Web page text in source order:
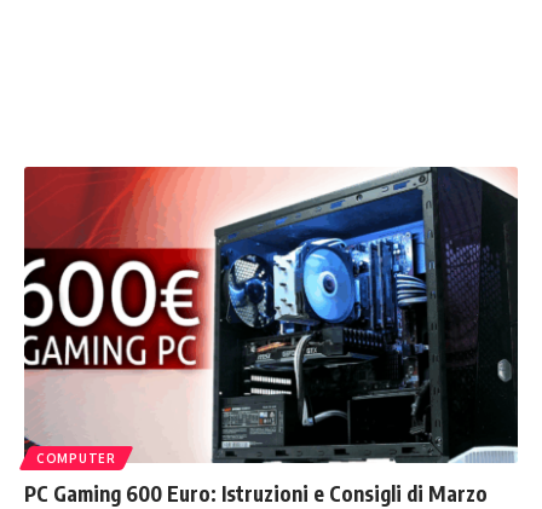
COMPUTER
PC Gaming 600 Euro: Istruzioni e Consigli di Marzo